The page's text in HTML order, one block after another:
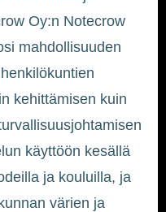
Oy:n Notecrow
mahdollisuuden
kehittämisen kuin
käyttöön kesällä
ja kouluilla, ja
värien ja